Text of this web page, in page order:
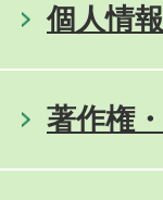
個人情
著作権